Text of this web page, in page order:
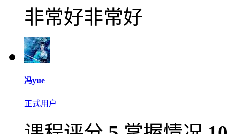
非常好非常好
冯yue
正式用户